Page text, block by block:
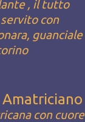
, il tutto
con
guanciale
con cuore